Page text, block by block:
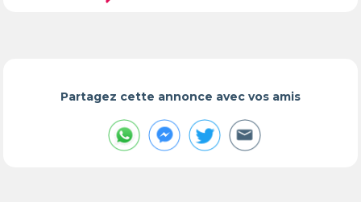
Partagez cette annonce avec vos amis